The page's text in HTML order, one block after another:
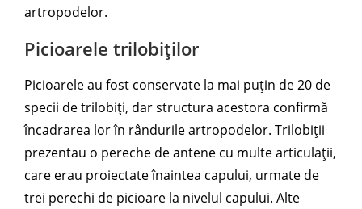
artropodelor.
Picioarele trilobiților
Picioarele au fost conservate la mai puțin de 20 de
specii de trilobiți, dar structura acestora confirmă
încadrarea lor în rândurile artropodelor. Trilobiții
prezentau o pereche de antene cu multe articulații,
care erau proiectate înaintea capului, urmate de
trei perechi de picioare la nivelul capului. Alte